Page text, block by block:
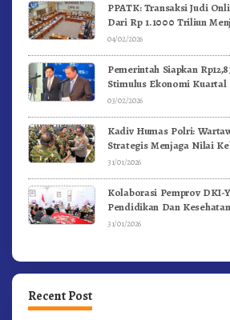
PPATK: Transaksi Judi
Dari Rp 1.1000 Triliun
04/02/2026
Pemerintah Siapkan
Stimulus Ekonomi Kuartal
03/02/2026
Kadiv Humas Polri:
Strategis Menjaga Nilai
dan NKRI
31/01/2026
Kolaborasi Pemprov DKI-
Pendidikan Dan
31/01/2026
Recent Post